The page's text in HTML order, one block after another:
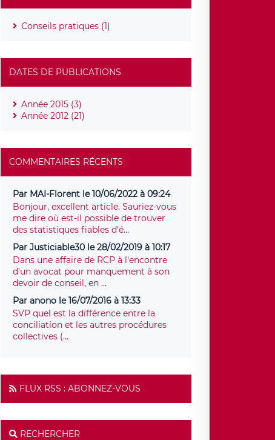
Conseils pratiques (1)
DATES DE PUBLICATIONS
Année 2015 (3)
Année 2012 (21)
COMMENTAIRES RÉCENTS
Par MAI-Florent le 10/06/2022 à 09:24
Bonjour, excellent article. Sauriez-vous
me dire où est-il possible de trouver
des statistiques fiables d'é...
Par Justiciable30 le 28/02/2019 à 10:17
Dans une affaire de RCP à l'encontre
d'un avocat pour manquement à son
devoir de conseil, en ...
Par anono le 16/07/2016 à 13:33
SVP quel est la différence entre la
conciliation et les autres procédures
collectives (...
FLUX RSS : ABONNEZ-VOUS
RECHERCHER